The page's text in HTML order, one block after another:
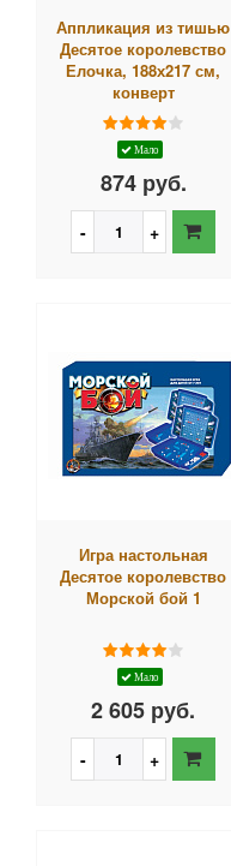
Аппликация из тишью
Десятое королевство
Елочка, 188х217 см,
конверт
Мало
874 руб.
Игра настольная
Десятое королевство
Морской бой 1
Мало
2 605 руб.